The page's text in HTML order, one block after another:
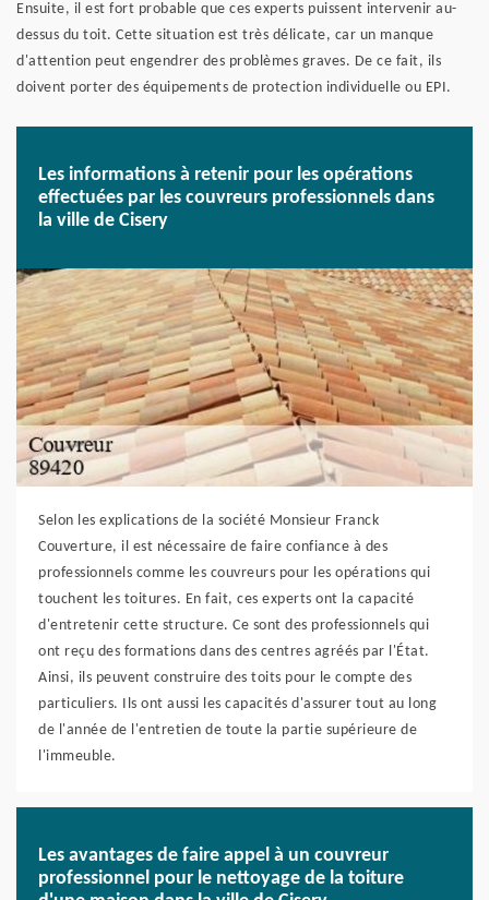
Ensuite, il est fort probable que ces experts puissent intervenir au-
dessus du toit. Cette situation est très délicate, car un manque
d'attention peut engendrer des problèmes graves. De ce fait, ils
doivent porter des équipements de protection individuelle ou EPI.
Les informations à retenir pour les opérations
effectuées par les couvreurs professionnels dans
la ville de Cisery
Selon les explications de la société Monsieur Franck
Couverture, il est nécessaire de faire confiance à des
professionnels comme les couvreurs pour les opérations qui
touchent les toitures. En fait, ces experts ont la capacité
d'entretenir cette structure. Ce sont des professionnels qui
ont reçu des formations dans des centres agréés par l'État.
Ainsi, ils peuvent construire des toits pour le compte des
particuliers. Ils ont aussi les capacités d'assurer tout au long
de l'année de l'entretien de toute la partie supérieure de
l'immeuble.
Les avantages de faire appel à un couvreur
professionnel pour le nettoyage de la toiture